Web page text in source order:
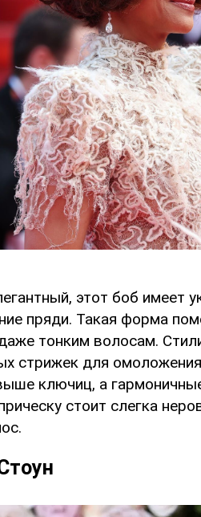
этот боб имеет
пряди. Такая форма
тонким волосам.
стрижек для
ключиц, а
стоит слегка